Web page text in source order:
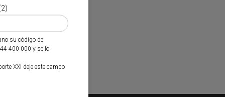
su código de
400 000 y se lo
XXI deje este campo